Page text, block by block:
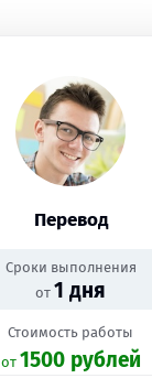
Перевод
Сроки выполнения
от 1 дня
Стоимость работы
oт 1500 рублей